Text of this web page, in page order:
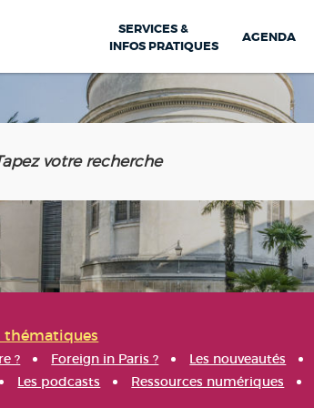
SERVICES &
INFOS PRATIQUES
AGENDA
thématiques
? Foreign in Paris ? Les nouveautés
Les podcasts Ressources numériques